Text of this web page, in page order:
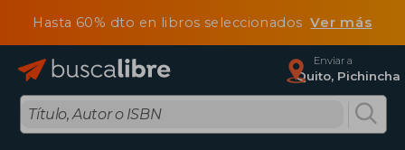
Hasta 60% dto en libros seleccionadosVer más
Enviar a
Quito, Pichincha